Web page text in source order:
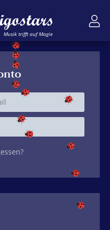
Musik trifft auf Magie